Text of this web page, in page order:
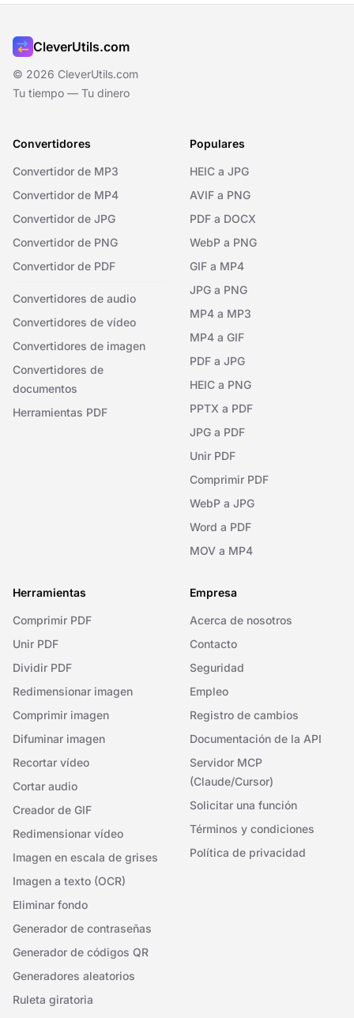
CleverUtils.com
© 2026 CleverUtils.com
Tu tiempo — Tu dinero
Convertidores
Convertidor de MP3
Convertidor de MP4
Convertidor de JPG
Convertidor de PNG
Convertidor de PDF
Convertidores de audio
Convertidores de vídeo
Convertidores de imagen
Convertidores de
documentos
Herramientas PDF
Populares
HEIC a JPG
AVIF a PNG
PDF a DOCX
WebP a PNG
GIF a MP4
JPG a PNG
MP4 a MP3
MP4 a GIF
PDF a JPG
HEIC a PNG
PPTX a PDF
JPG a PDF
Unir PDF
Comprimir PDF
WebP a JPG
Word a PDF
MOV a MP4
Herramientas
Comprimir PDF
Unir PDF
Dividir PDF
Redimensionar imagen
Comprimir imagen
Difuminar imagen
Recortar vídeo
Cortar audio
Creador de GIF
Redimensionar vídeo
Imagen en escala de grises
Imagen a texto (OCR)
Eliminar fondo
Generador de contraseñas
Generador de códigos QR
Generadores aleatorios
Ruleta giratoria
Empresa
Acerca de nosotros
Contacto
Seguridad
Empleo
Registro de cambios
Documentación de la API
Servidor MCP
(Claude/Cursor)
Solicitar una función
Términos y condiciones
Política de privacidad